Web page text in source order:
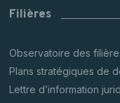
Filières
Observatoire des
Plans stratégiques de
Lettre d’information